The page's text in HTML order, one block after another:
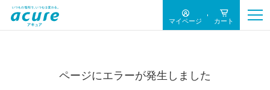
マイページ カート
ページにエラーが発生しました